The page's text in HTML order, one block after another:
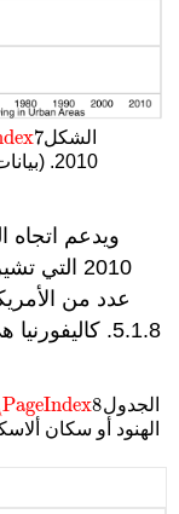
الشكل7
7
ويدعم اتجاه
2010
عدد من
5.1.8.
الجدول8
8